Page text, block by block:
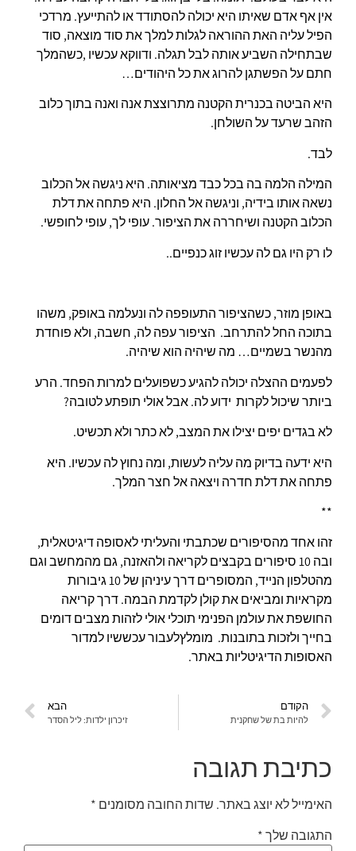
אין אף אדם שאיתו היא יכולה להסתודד או להתייעץ. מרדכי
הפיל עליה האת ההוראה לגלות למלך את סוד מוצאה, סוד
שבתחילה השביע אותה לבל תגלה. ודווקא עכשיו ,כשהמלך
חתם על הפשתגן להרוג את כל היהודים…
היא הביטה בכנרית הקטנה מתרוצצת אנה ואנה בתוך כלוב
הזהב שרעד על השולחן.
לבד.
המילה הלמה בה בכל כבד מציאותה. היא ניגשה אל הכלוב
נשאה אותו בידיה, וניגשה אל החלון. היא פתחה את דלת
הכלוב הקטנה ושיחררה את הציפור. עופי לך, עופי לחופשי.
לו רק היו גם לה עכשיו זוג כנפיים..
באופן מוזר, כשהציפור התעופפה לה ונעלמה באופק, משהו
בתוכה החל להתרחב. הציפור עפה לה, חשבה, ולא פוחדת
מהנשר בשמיים… מה שיהיה הוא שיהיה.
לפעמים ההצלה יכולה להגיע כשפועלים למרות הפחד. הרע
ביותר שיכול לקרות ידוע לה. אבל אולי תופתע לטובה?
לא בגדים יפים יצילו את המצב, לא כתר ולא תכשיט.
היא ידעה בדיוק מה עליה לעשות, ומה נחוץ לה עכשיו. היא
פתחה את דלת חדרה ויצאה אל חצר המלך.
**
זהו אחד מהסיפורים שכתבתי והעליתי לאסופה דיגיטאלית,
ובה 10 סיפורים בקבצים לקריאה ולהאזנה, גם מהמחשב וגם
מהטלפון הנייד, המסופרים דרך עיניהן של 10 גיבורות
מקראיות ומביאים את קולן לקדמת הבמה. דרך קריאה
החושפת את עולמן הפנימי תוכלי אולי לזהות מצבים דומים
בחייך ולזכות בתובנות. מומלץלעבור עכששיו למדור
האסופות הדיגיטליות באתר.
הקודם
להיות בת של שחקנית
הבא
זיכרון ילדות: ליל הסדר
כתיבת תגובה
האימייל לא יוצג באתר. שדות החובה מסומנים *
התגובה שלך*